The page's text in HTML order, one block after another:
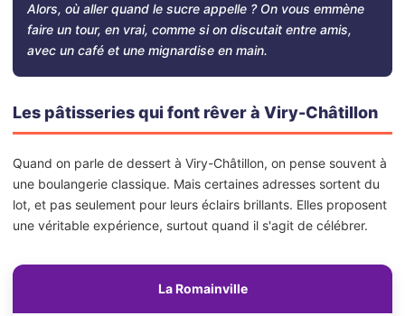
Alors, où aller quand le sucre appelle ? On vous emmène
faire un tour, en vrai, comme si on discutait entre amis,
avec un café et une mignardise en main.
Les pâtisseries qui font rêver à Viry-Châtillon
Quand on parle de dessert à Viry-Châtillon, on pense souvent à
une boulangerie classique. Mais certaines adresses sortent du
lot, et pas seulement pour leurs éclairs brillants. Elles proposent
une véritable expérience, surtout quand il s'agit de célébrer.
La Romainville